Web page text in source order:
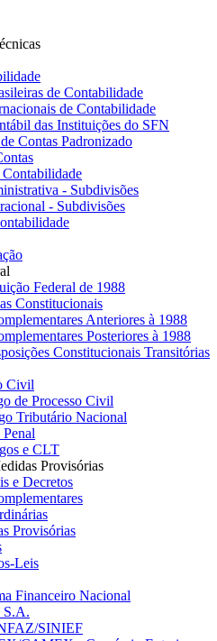
de Contabilidade
de Contabilidade
das Instituições do SFN
Contas Padronizado
Contabilidade
- Subdivisões
- Subdivisões
Federal de 1988
Constitucionais
Anteriores à 1988
Posteriores à 1988
Constitucionais Transitórias
Civil
de Processo Civil
Tributário Nacional
e CLT
Provisórias
e Decretos
Provisórias
Leis
Financeiro Nacional
S.A.
SINIEF